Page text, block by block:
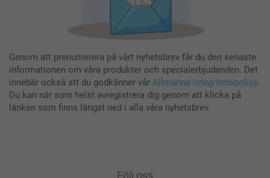
Genom att prenumerera på vårt nyhetsbrev får du den senaste
informationen om våra produkter och specialerbjudanden. Det
innebär också att du godkänner vår Allmänna integritetspolicy.
Du kan när som helst avregistrera dig genom att klicka på
länken som finns längst ned i alla våra nyhetsbrev.